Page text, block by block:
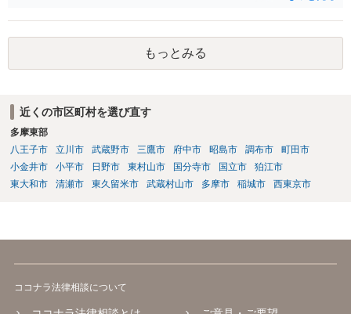
もっとみる
近くの市区町村を選び直す
多摩東部
八王子市
立川市 武蔵野市 三鷹市 府中市 昭島市 調布市
町田市
小金井市
小平市 日野市 東村山市 国分寺市 国立市
狛江市
東大和市
清瀬市 東久留米市 武蔵村山市 多摩市 稲城市 西東京市
ココナラ法律相談について